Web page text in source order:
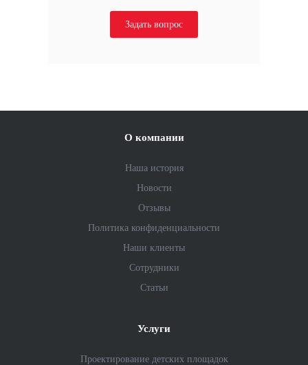
Задать вопрос
О компании
Наша история
Новости
Отзывы
Политика конфиденциальности
Наши клиенты
Сотрудники
Статьи
Услуги
Проектирование детских площадок